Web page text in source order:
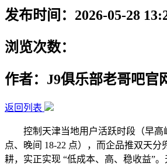
发布时间：2026-05-28
浏览次数：
作者：J9俱乐部老哥吧官
返回列表
控制天津当地用户活跃时段（早高
点、晚间 18-22 点），而企品推双天分
耕，实正实现 “低成本、高、稳收益”